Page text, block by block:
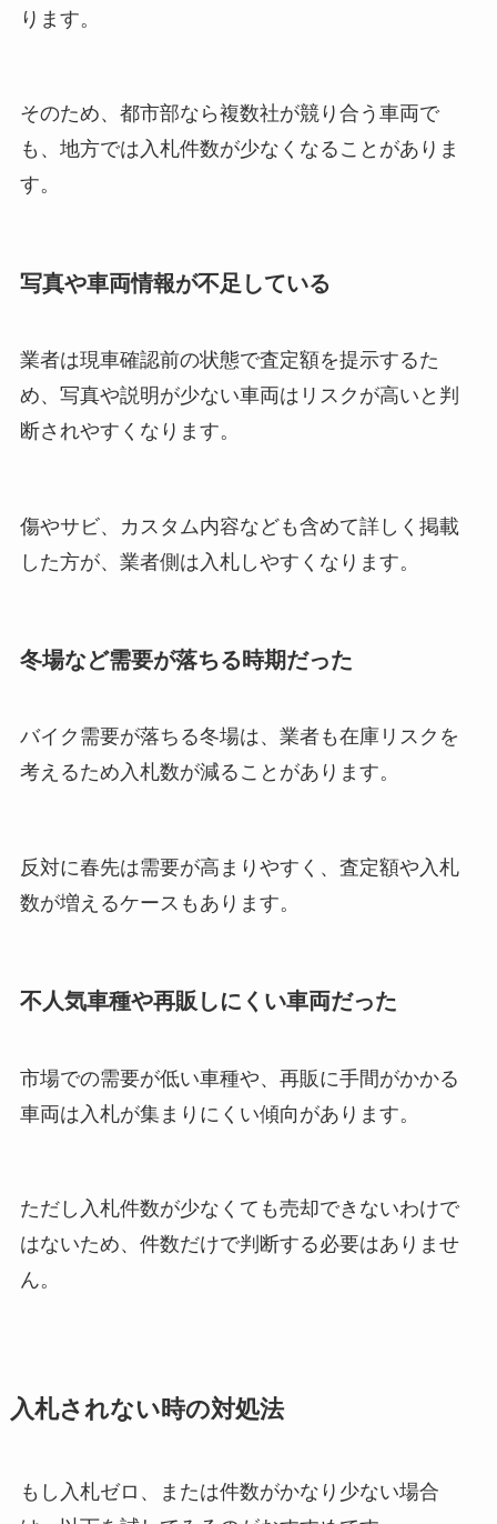
ります。
そのため、都市部なら複数社が競り合う車両で
も、地方では入札件数が少なくなることがありま
す。
写真や車両情報が不足している
業者は現車確認前の状態で査定額を提示するた
め、写真や説明が少ない車両はリスクが高いと判
断されやすくなります。
傷やサビ、カスタム内容なども含めて詳しく掲載
した方が、業者側は入札しやすくなります。
冬場など需要が落ちる時期だった
バイク需要が落ちる冬場は、業者も在庫リスクを
考えるため入札数が減ることがあります。
反対に春先は需要が高まりやすく、査定額や入札
数が増えるケースもあります。
不人気車種や再販しにくい車両だった
市場での需要が低い車種や、再販に手間がかかる
車両は入札が集まりにくい傾向があります。
ただし入札件数が少なくても売却できないわけで
はないため、件数だけで判断する必要はありませ
ん。
入札されない時の対処法
もし入札ゼロ、または件数がかなり少ない場合